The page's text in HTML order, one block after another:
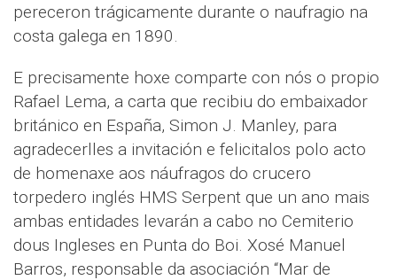
pereceron trágicamente durante o naufragio na
costa galega en 1890.
E precisamente hoxe comparte con nós o propio
Rafael Lema, a carta que recibiu do embaixador
británico en España, Simon J. Manley, para
agradecerlles a invitación e felicitalos polo acto
de homenaxe aos náufragos do crucero
torpedero inglés HMS Serpent que un ano mais
ambas entidades levarán a cabo no Cemiterio
dous Ingleses en Punta do Boi. Xosé Manuel
Barros, responsable da asociación “Mar de